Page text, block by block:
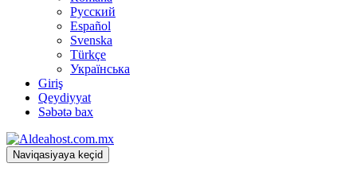
Русский
Español
Svenska
Türkçe
Українська
Giriş
Qeydiyyat
Səbətə bax
Naviqasiyaya keçid